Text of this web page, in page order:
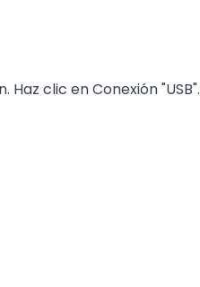
clic en Conexión "USB".